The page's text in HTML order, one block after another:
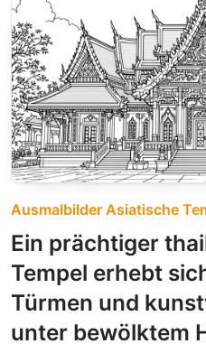
Ausmalbilder Asiatische
Ein prächtiger
Tempel erhebt
Türmen und
unter bewölktem